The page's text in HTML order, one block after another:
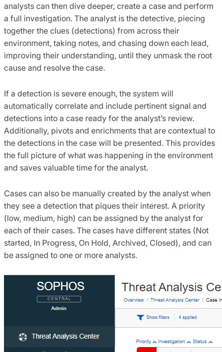
analysts can then dive deeper, create a case and perform
a full investigation. The analyst is the detective, piecing
together the clues (detections) from across their
environment, taking notes, and chasing down each lead,
improving their understanding, until they unmask the root
cause and resolve the case.
If a detection is severe enough, the system will
automatically correlate and include pertinent signal and
detections into a case ready for the analyst’s review.
Additionally, pivots and enrichments that are contextual to
the detections in the case will be presented. This provides
the full picture of what was happening in the environment
and saves valuable time for the analyst.
Cases can also be manually created by the analyst when
they see a detection that piques their interest. A priority
(low, medium, high) can be assigned by the analyst for
each of their cases. The cases have different states (Not
started, In Progress, On Hold, Archived, Closed), and can
be assigned to one or more analysts.